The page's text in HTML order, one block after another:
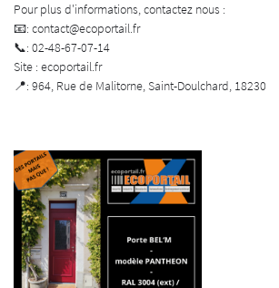
Newsletter à recevoir
email indiqué ci-dessus. Vous pouvez vous désinscrire à tout
formulaire de désinscription
Pour plus d'informations, contactez nous :
📧: contact@ecoportail.fr
📞: 02-48-67-07-14
Site : ecoportail.fr
📍: 964, Rue de Malitorne, Saint-Doulchard, 18230